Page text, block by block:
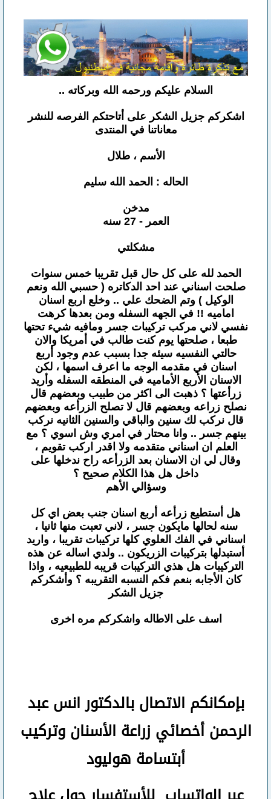
السلام عليكم ورحمه الله وبركاته ..
اشكركم جزيل الشكر على أتاحتكم الفرصه للنشر
معاناتنا في المنتدى
الأسم ، طلال
الحاله : الحمد الله سليم
مدخن
العمر - 27 سنه
مشكلتي
الحمد لله على كل حال قبل تقريبا خمس سنوات
صلحت اسناني عند احد الدكاتره ( حسبي الله ونعم
الوكيل ) وتم الضحك علي .. وخلع اربع اسنان
اماميه !! في الجهه السفله ومن بعدها كرهت
نفسي لاني مركب تركيبات جسر ومافيه شيء تحتها
طبعا ، صلحتها يوم كنت طالب في أمريكا والان
حالتي النفسيه سيئه جدا بسبب عدم وجود أربع
اسنان في مقدمه الوجه ما اعرف اسمها ، لكن
الاسنان الأربع الأماميه في المنطقه السفله وأريد
زرأعتها ؟ ذهبت الى اكثر من طبيب وبعضهم قال
نصلح زراعه وبعضهم قال لا تصلح الزرأعه وبعضهم
قال نركب لك سنين والباقي والسنين الثانيه نركب
بينهم جسر .. وانا محتار في امري وش اسوي ؟ مع
العلم ان اسناني متقدمه ولا اقدر اركب تقويم ،
وقال لي ان الاسنان بعد الزرأعه راح ندخلها على
داخل هل هذا الكلام صحيح ؟
وسؤالي الأهم
هل أستطيع زرأعه أربع اسنان جنب بعض اي كل
سنه لحالها مايكون جسر ، لاني تعبت منها ثانيا ،
اسناني في الفك العلوي كلها تركيبات تقريبا ، واريد
أستبدلها بتركيبات الزريكون .. ولدي اساله عن هذه
التركيبات هل هذي التركيبات قريبه للطبيعيه ، واذا
كان الأجابه بنعم فكم النسبه التقريبه ؟ وأشكركم
جزيل الشكر
اسف على الاطاله واشكركم مره اخرى
بإمكانكم الاتصال بالدكتور انس عبد
الرحمنأخصائي زراعة الأسنان وتركيب
أبتسامة هوليود